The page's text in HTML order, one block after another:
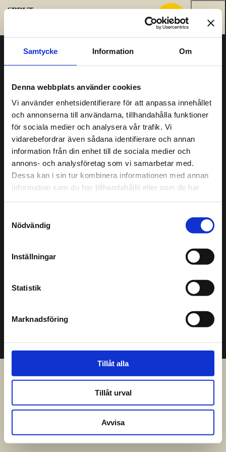
Samtycke Information Om
Denna webbplats använder cookies
Vi använder enhetsidentifierare för att anpassa innehållet
och annonserna till användarna, tillhandahålla funktioner
för sociala medier och analysera vår trafik. Vi
vidarebefordrar även sådana identifierare och annan
information från din enhet till de sociala medier och
annons- och analysföretag som vi samarbetar med.
Dessa kan i sin tur kombinera informationen med annan
information som du har tillhandahållit eller som de har
Nödvändig
Inställningar
Statistik
Marknadsföring
Tillåt alla
Tillåt urval
Avvisa
Sprutmästarens gård
00170 Helsingfors
09 3107 1549
Andra kontaktuppgifter
Sprutmästarens gård är en del avHelsingfors
stadsmuseum .
Cookies
Följ Sprutmästarens gård